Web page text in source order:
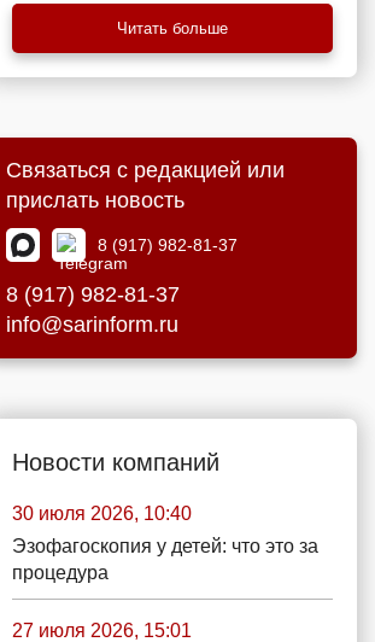
Читать больше
Связаться с редакцией или
прислать новость
8 (917) 982-81-37
8 (917) 982-81-37
info@sarinform.ru
Новости компаний
30 июля 2026, 10:40
Эзофагоскопия у детей: что это за
процедура
27 июля 2026, 15:01